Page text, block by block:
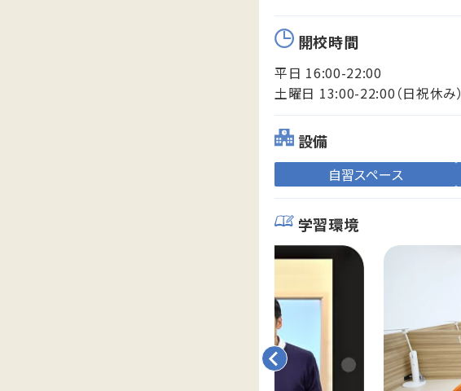
開校時間
平日 16:00-22:00
土曜日 13:00-22:00（日祝休み）
設備
自習スペース
学習環境